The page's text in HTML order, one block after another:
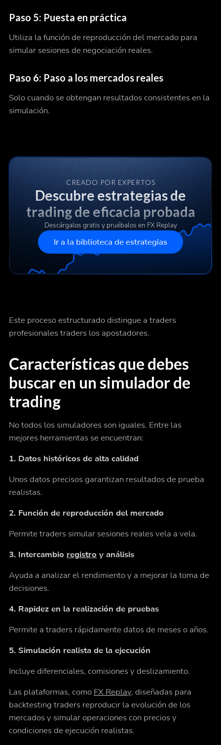
Paso 5: Puesta en práctica
Utiliza la función de reproducción del mercado para
simular sesiones de negociación reales.
Paso 6: Paso a los mercados reales
Solo cuando se obtengan resultados consistentes en la
simulación.
CREADO POR EXPERTOS
Descubre estrategias de
trading de eficacia probada
Descárgalos gratis y pruébalos en FX Replay
Ir a la biblioteca de estrategias
Este proceso estructurado distingue a traders
profesionales traders los apostadores.
Características que debes
buscar en un simulador de
trading
No todos los simuladores son iguales. Entre las
mejores herramientas se encuentran:
1. Datos históricos de alta calidad
Unos datos precisos garantizan resultados de prueba
realistas.
2. Función de reproducción del mercado
Permite traders simular sesiones reales vela a vela.
3. Intercambio registro y análisis
Ayuda a analizar el rendimiento y a mejorar la toma de
decisiones.
4. Rapidez en la realización de pruebas
Permite a traders rápidamente datos de meses o años.
5. Simulación realista de la ejecución
Incluye diferenciales, comisiones y deslizamiento.
Las plataformas, como FX Replay, diseñadas para
backtesting traders reproducir la evolución de los
mercados y simular operaciones con precios y
condiciones de ejecución realistas.